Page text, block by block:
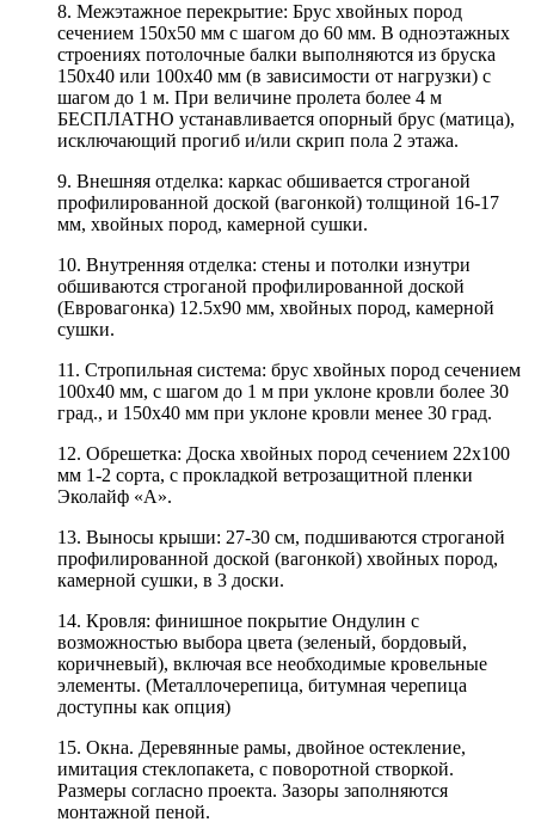
8. Межэтажное перекрытие: Брус хвойных пород
сечением 150х50 мм с шагом до 60 мм. В одноэтажных
строениях потолочные балки выполняются из бруска
150х40 или 100х40 мм (в зависимости от нагрузки) с
шагом до 1 м. При величине пролета более 4 м
БЕСПЛАТНО устанавливается опорный брус (матица),
исключающий прогиб и/или скрип пола 2 этажа.
9. Внешняя отделка: каркас обшивается строганой
профилированной доской (вагонкой) толщиной 16-17
мм, хвойных пород, камерной сушки.
10. Внутренняя отделка: стены и потолки изнутри
обшиваются строганой профилированной доской
(Евровагонка) 12.5х90 мм, хвойных пород, камерной
сушки.
11. Стропильная система: брус хвойных пород сечением
100х40 мм, с шагом до 1 м при уклоне кровли более 30
град., и 150х40 мм при уклоне кровли менее 30 град.
12. Обрешетка: Доска хвойных пород сечением 22х100
мм 1-2 сорта, с прокладкой ветрозащитной пленки
Эколайф «A».
13. Выносы крыши: 27-30 см, подшиваются строганой
профилированной доской (вагонкой) хвойных пород,
камерной сушки, в 3 доски.
14. Кровля: финишное покрытие Ондулин с
возможностью выбора цвета (зеленый, бордовый,
коричневый), включая все необходимые кровельные
элементы. (Металлочерепица, битумная черепица
доступны как опция)
15. Окна. Деревянные рамы, двойное остекление,
имитация стеклопакета, с поворотной створкой.
Размеры согласно проекта. Зазоры заполняются
монтажной пеной.